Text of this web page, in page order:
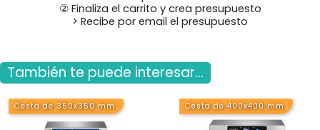
② Finaliza el carrito y crea presupuesto
> Recibe por email el presupuesto
También te puede interesar...
Cesta de 350x350 mm Cesta de 400x400 mm